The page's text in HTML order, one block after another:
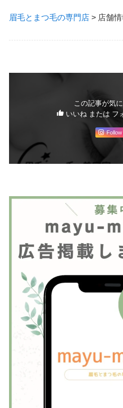
眉毛とまつ毛の専門店> 店舗情
この記事が気
いいね または フ
Follow